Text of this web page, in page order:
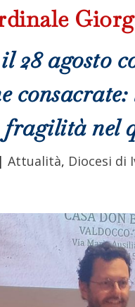
28 agosto
fragilità nel
Attualità, Diocesi di